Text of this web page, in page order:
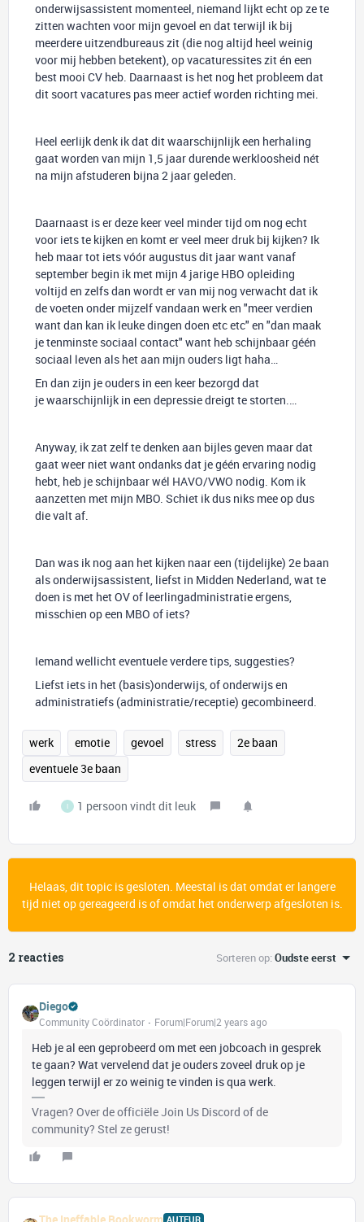
onderwijsassistent momenteel, niemand lijkt echt op ze te
zitten wachten voor mijn gevoel en dat terwijl ik bij
meerdere uitzendbureaus zit (die nog altijd heel weinig
voor mij hebben betekent), op vacaturessites zit én een
best mooi CV heb. Daarnaast is het nog het probleem dat
dit soort vacatures pas meer actief worden richting mei.
Heel eerlijk denk ik dat dit waarschijnlijk een herhaling
gaat worden van mijn 1,5 jaar durende werkloosheid nét
na mijn afstuderen bijna 2 jaar geleden.
Daarnaast is er deze keer veel minder tijd om nog echt
voor iets te kijken en komt er veel meer druk bij kijken? Ik
heb maar tot iets vóór augustus dit jaar want vanaf
september begin ik met mijn 4 jarige HBO opleiding
voltijd en zelfs dan wordt er van mij nog verwacht dat ik
de voeten onder mijzelf vandaan werk en "meer verdien
want dan kan ik leuke dingen doen etc etc" en "dan maak
je tenminste sociaal contact" want heb schijnbaar géén
sociaal leven als het aan mijn ouders ligt haha…
En dan zijn je ouders in een keer bezorgd dat
je waarschijnlijk in een depressie dreigt te storten.…
Anyway, ik zat zelf te denken aan bijles geven maar dat
gaat weer niet want ondanks dat je géén ervaring nodig
hebt, heb je schijnbaar wél HAVO/VWO nodig. Kom ik
aanzetten met mijn MBO. Schiet ik dus niks mee op dus
die valt af.
Dan was ik nog aan het kijken naar een (tijdelijke) 2e baan
als onderwijsassistent, liefst in Midden Nederland, wat te
doen is met het OV of leerlingadministratie ergens,
misschien op een MBO of iets?
Iemand wellicht eventuele verdere tips, suggesties?
Liefst iets in het (basis)onderwijs, of onderwijs en
administratiefs (administratie/receptie) gecombineerd.
werk emotie gevoel stress
2e baan
eventuele 3e baan
I 1 persoon vindt dit leuk
Helaas, dit topic is gesloten. Meestal is dat omdat er langere
tijd niet op gereageerd is of omdat het onderwerp afgesloten is.
2 reacties Sorteren op:Oudste eerst
Diego
Community Coördinator Forum|Forum|2 years ago
Heb je al een geprobeerd om met een jobcoach in gesprek
te gaan? Wat vervelend dat je ouders zoveel druk op je
leggen terwijl er zo weinig te vinden is qua werk.
Vragen? Over de officiële Join Us Discord of de
community? Stel ze gerust!
AUTEUR